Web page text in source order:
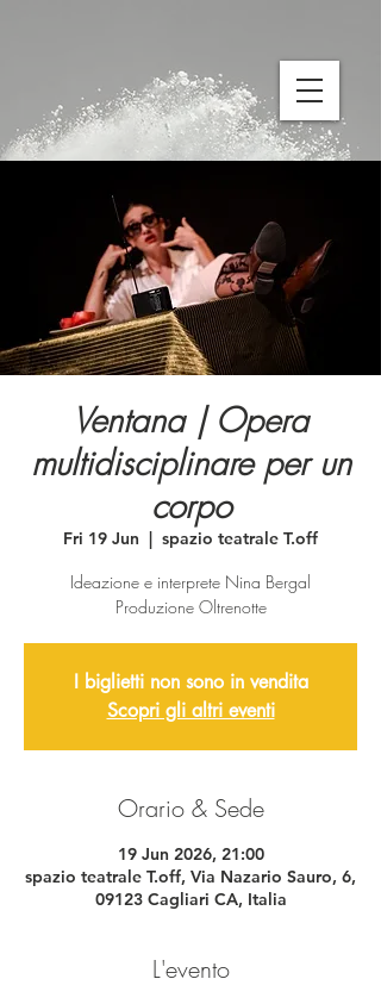
Ventana | Opera
multidisciplinare per un
corpo
Fri 19 Jun
  |
spazio teatrale T.off
Ideazione e interprete Nina Bergal
Produzione Oltrenotte
I biglietti non sono in vendita
Scopri gli altri eventi
Orario & Sede
19 Jun 2026, 21:00
spazio teatrale T.off, Via Nazario Sauro, 6,
09123 Cagliari CA, Italia
L'evento